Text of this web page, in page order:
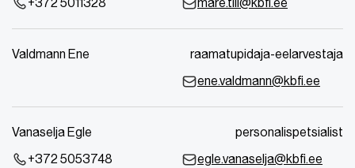
Valdmann Ene
raamatupidaja-eelarvestaja
ene.valdmann@kbfi.ee
Vanaselja Egle
personalispetsialist
+372 5053748
egle.vanaselja@kbfi.ee